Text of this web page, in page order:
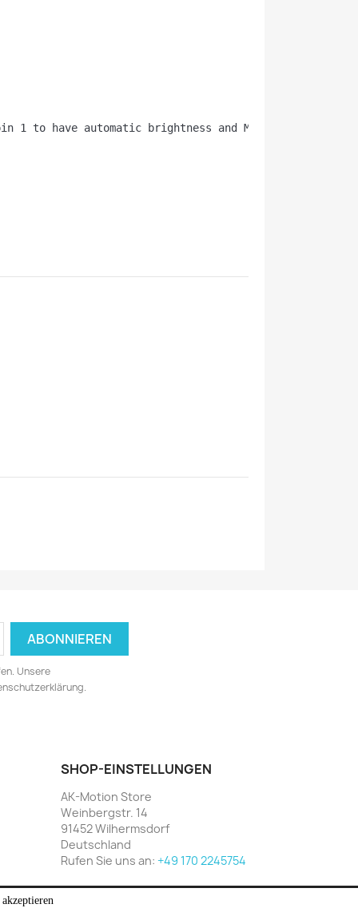
1 to have automatic brightness and MK60 error read/
Unsere
SHOP-EINSTELLUNGEN
AK-Motion Store
Weinbergstr. 14
91452 Wilhermsdorf
Deutschland
Rufen Sie uns an: +49 170 2245754